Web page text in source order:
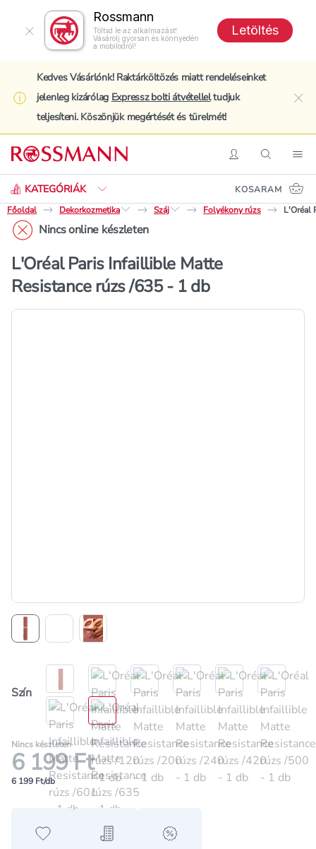
Rossmann
Töltsd le az alkalmazást!
Vásárolj gyorsan és könnyedén
a mobilodról!
Letöltés
Kedves Vásárlónk! Raktárköltözés miatt rendeléseinket
jelenleg kizárólag Expressz bolti átvételleltudjuk
teljesíteni. Köszönjük megértését és türelmét!
BelépésKeresés
KATEGÓRIÁK
Keresés
KOSARAM
Főoldal
Dekorkozmetika Száj Folyékony rúzs L'Oréal
Nincs online készleten
L'Oréal Paris Infaillible Matte
Resistance rúzs /635 - 1 db
Szín
Nincs készleten
6 199 Ft
6 199 Ft/db
Hozzáadás a kedvencekhez
Hozzáadás a bevásárló listához
alert when on sale